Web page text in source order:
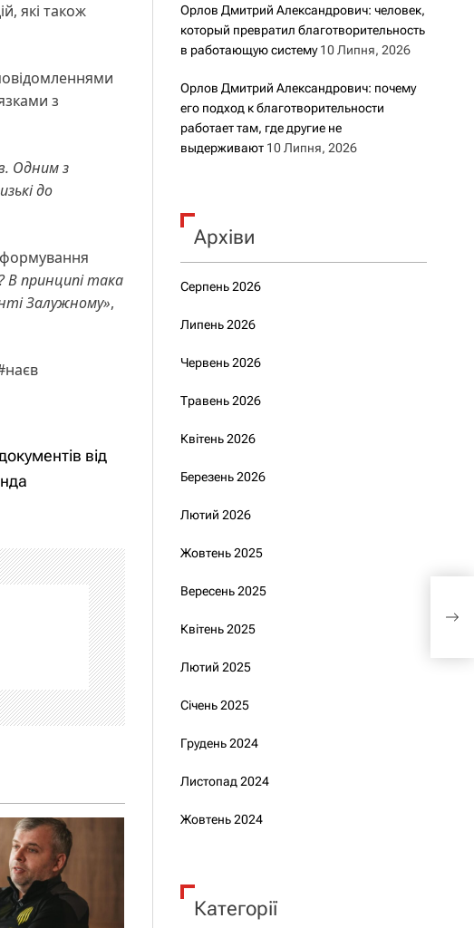
які також
з
Одним з
до
В принципі така
Залужному»,
від
Орлов Дмитрий Александрович: человек,
который превратил благотворительность
в работающую систему 10 Липня, 2026
Орлов Дмитрий Александрович: почему
его подход к благотворительности
работает там, где другие не
выдерживают 10 Липня, 2026
Архіви
Серпень 2026
Липень 2026
Червень 2026
Травень 2026
Квітень 2026
Березень 2026
Лютий 2026
Жовтень 2025
Вересень 2025
Квітень 2025
Лютий 2025
Січень 2025
Грудень 2024
Листопад 2024
Жовтень 2024
Категорії